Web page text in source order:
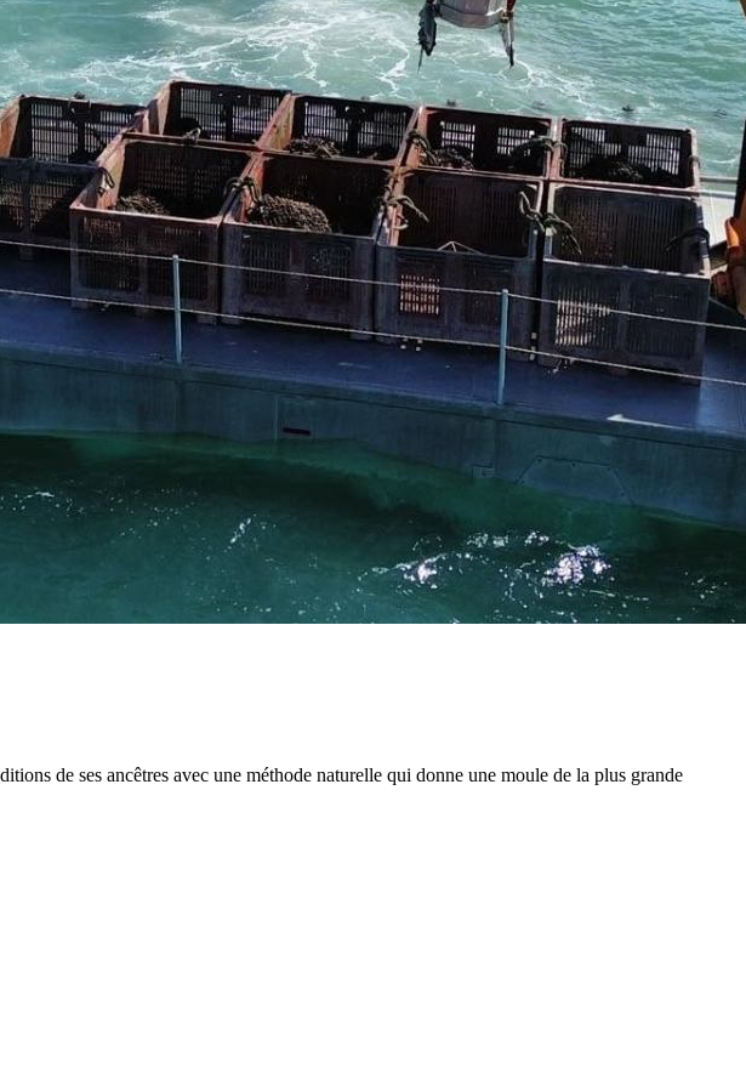
de ses ancêtres avec une méthode naturelle qui donne une moule de la plus grande